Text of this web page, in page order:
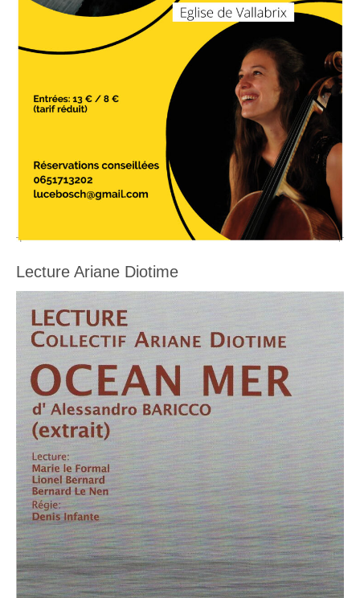
Lecture Ariane Diotime